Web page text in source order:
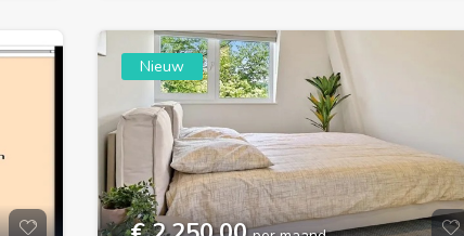
Nieuw
Uitgelicht